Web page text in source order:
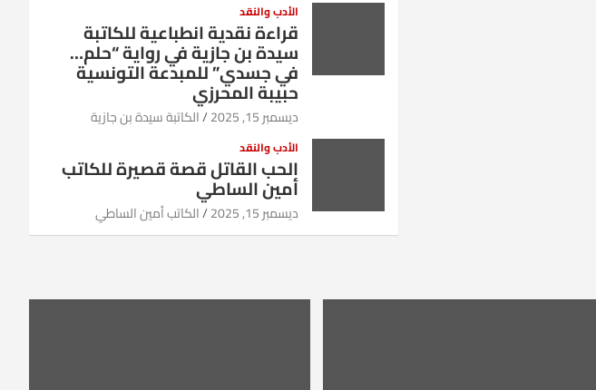
الأدب والنقد
قراءة نقدية انطباعية للكاتبة
سيدة بن جازية في رواية “حلم…
في جسدي” للمبدعة التونسية
حبيبة المحرزي
ديسمبر 15, 2025 الكاتبة سيدة بن جازية
الأدب والنقد
الحب القاتل قصة قصيرة للكاتب
أمين الساطي
ديسمبر 15, 2025 الكاتب أمين الساطي